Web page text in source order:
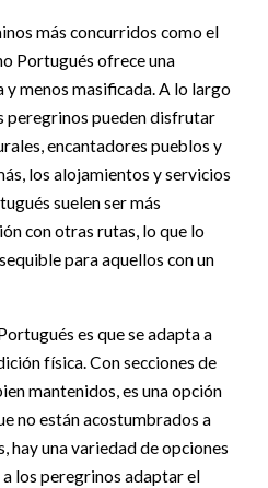
más concurridos como el
Portugués ofrece una
menos masificada. A lo largo
peregrinos pueden disfrutar
encantadores pueblos y
los alojamientos y servicios
suelen ser más
con otras rutas, lo que lo
para aquellos con un
es que se adapta a
física. Con secciones de
mantenidos, es una opción
no están acostumbrados a
hay una variedad de opciones
los peregrinos adaptar el